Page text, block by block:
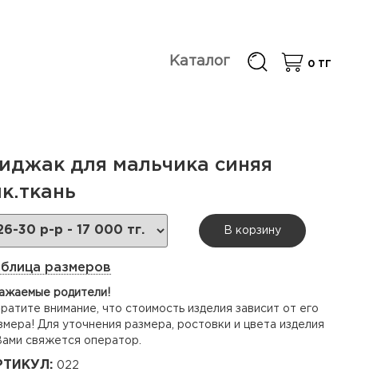
Каталог 0 ТГ
для мальчика синяя
В корзину
размеров
родители!
внимание, что стоимость изделия зависит от его
Для уточнения размера, ростовки и цвета изделия
свяжется оператор.
022